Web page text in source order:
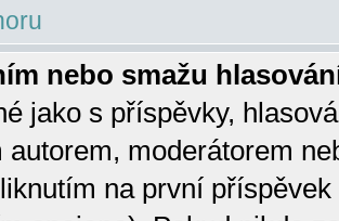
nebo smažu
jako s příspěvky,
autorem, moderátorem
na první